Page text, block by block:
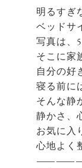
明るすぎ
ベッドサ
写真は、
そこに家
自分の好
寝る前に
そんな静
静かさ、
お気に入
心地よく